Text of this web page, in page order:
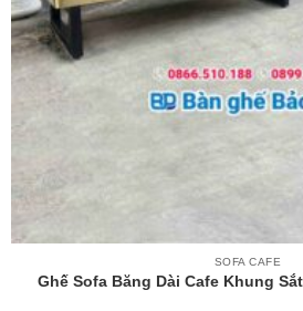
SOFA CAFE
Ghế Sofa Băng Dài Cafe Khung